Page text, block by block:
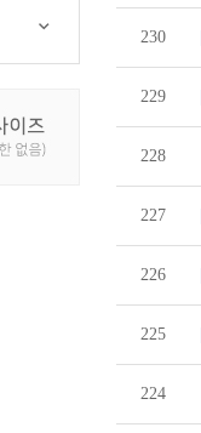
230
229
228
227
226
225
224